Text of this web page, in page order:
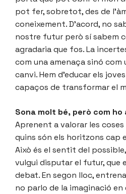
pot fer, sobretot, des de
coneixement. D’acord, no
nostre futur però sí sabem
agradaria que fos. La
com una amenaça sinó
canvi. Hem d’educar els
capaços de transformar el
Sona molt bé, però com ho
Aprenent a valorar les
quins són els horitzons cap
Això és el sentit del
vulgui disputar el futur, que
debat. En segon lloc,
no parlo de la imaginació